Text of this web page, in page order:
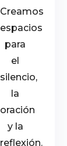
Creamos
espacios
para
el
silencio,
la
oración
y la
reflexión.